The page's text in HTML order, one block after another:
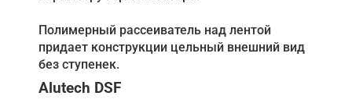
Полимерный рассеиватель над лентой
придает конструкции цельный внешний вид
без ступенек.
Alutech DSF